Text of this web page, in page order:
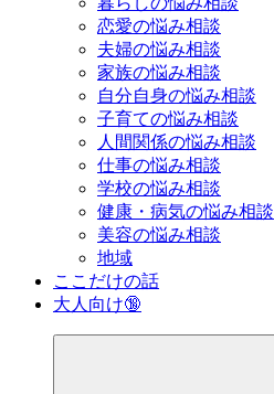
恋愛の悩み相談
夫婦の悩み相談
家族の悩み相談
自分自身の悩み相談
子育ての悩み相談
人間関係の悩み相談
仕事の悩み相談
学校の悩み相談
健康・病気の悩み相談
美容の悩み相談
地域
ここだけの話
大人向け🔞